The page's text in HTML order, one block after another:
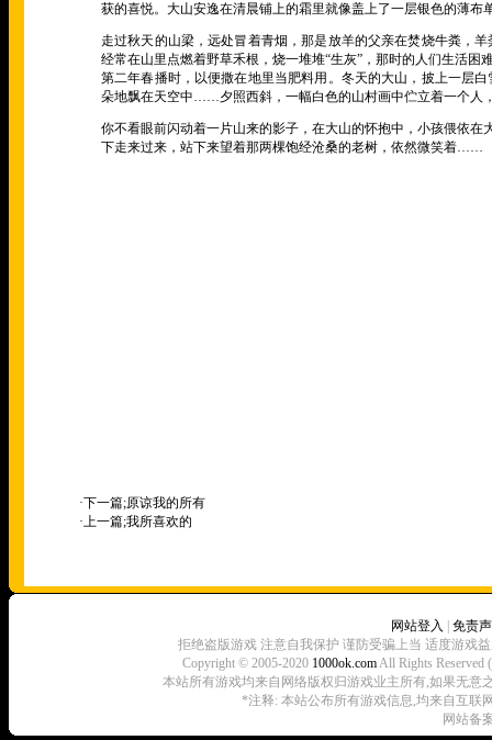
获的喜悦。大山安逸在清晨铺上的霜里就像盖上了一层银色的薄布
走过秋天的山梁，远处冒着青烟，那是放羊的父亲在焚烧牛粪，
经常在山里点燃着野草禾根，烧一堆堆“生灰” ，那时的人们生活困
第二年春播时，以便撒在地里当肥料用。冬天的大山，披上一层
朵地飘在天空中……夕照西斜，一幅白色的山村画中伫立着一个人
你不看眼前闪动着一片山来的影子，在大山的怀抱中，小孩偎依
下走来过来，站下来望着那两棵饱经沧桑的老树，依然微笑着……
·下一篇;原谅我的所有
·上一篇;我所喜欢的
网站登入
免责
拒绝盗版游戏 注意自我保护 谨防受骗上当 适度游戏
Copyright © 2005-2020 1000ok.comAll Rights
本站所有游戏均来自网络版权归游戏业主所有,如果无意
*注释: 本站公布所有游戏信息,均来自互联
网站备